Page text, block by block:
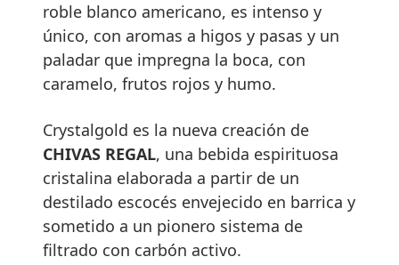
roble blanco americano, es intenso y
único, con aromas a higos y pasas y un
paladar que impregna la boca, con
caramelo, frutos rojos y humo.
Crystalgold es la nueva creación de
CHIVAS REGAL, una bebida espirituosa
cristalina elaborada a partir de un
destilado escocés envejecido en barrica y
sometido a un pionero sistema de
filtrado con carbón activo.